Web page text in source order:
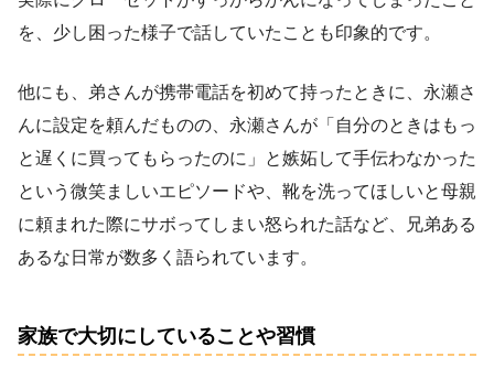
を、少し困った様子で話していたことも印象的です。
他にも、弟さんが携帯電話を初めて持ったときに、永瀬さ
んに設定を頼んだものの、永瀬さんが「自分のときはもっ
と遅くに買ってもらったのに」と嫉妬して手伝わなかった
という微笑ましいエピソードや、靴を洗ってほしいと母親
に頼まれた際にサボってしまい怒られた話など、兄弟ある
あるな日常が数多く語られています。
家族で大切にしていることや習慣